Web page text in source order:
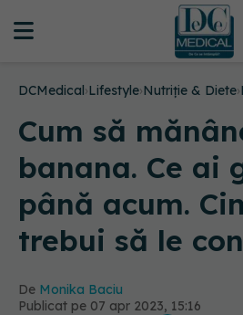
DCMedical›Lifestyle›Nutriție & Diete›
Cum să
banana. Ce ai
până acum.
trebui să le
De Monika Baciu
Publicat pe 07 apr 2023, 15:16